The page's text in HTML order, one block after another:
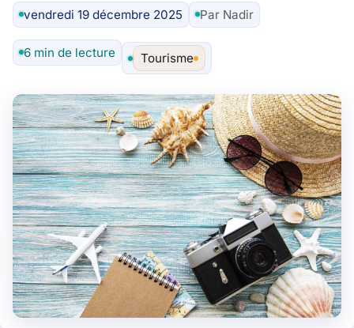
vendredi 19 décembre 2025
Auteur
Par Nadir
6 min de lecture Tourisme